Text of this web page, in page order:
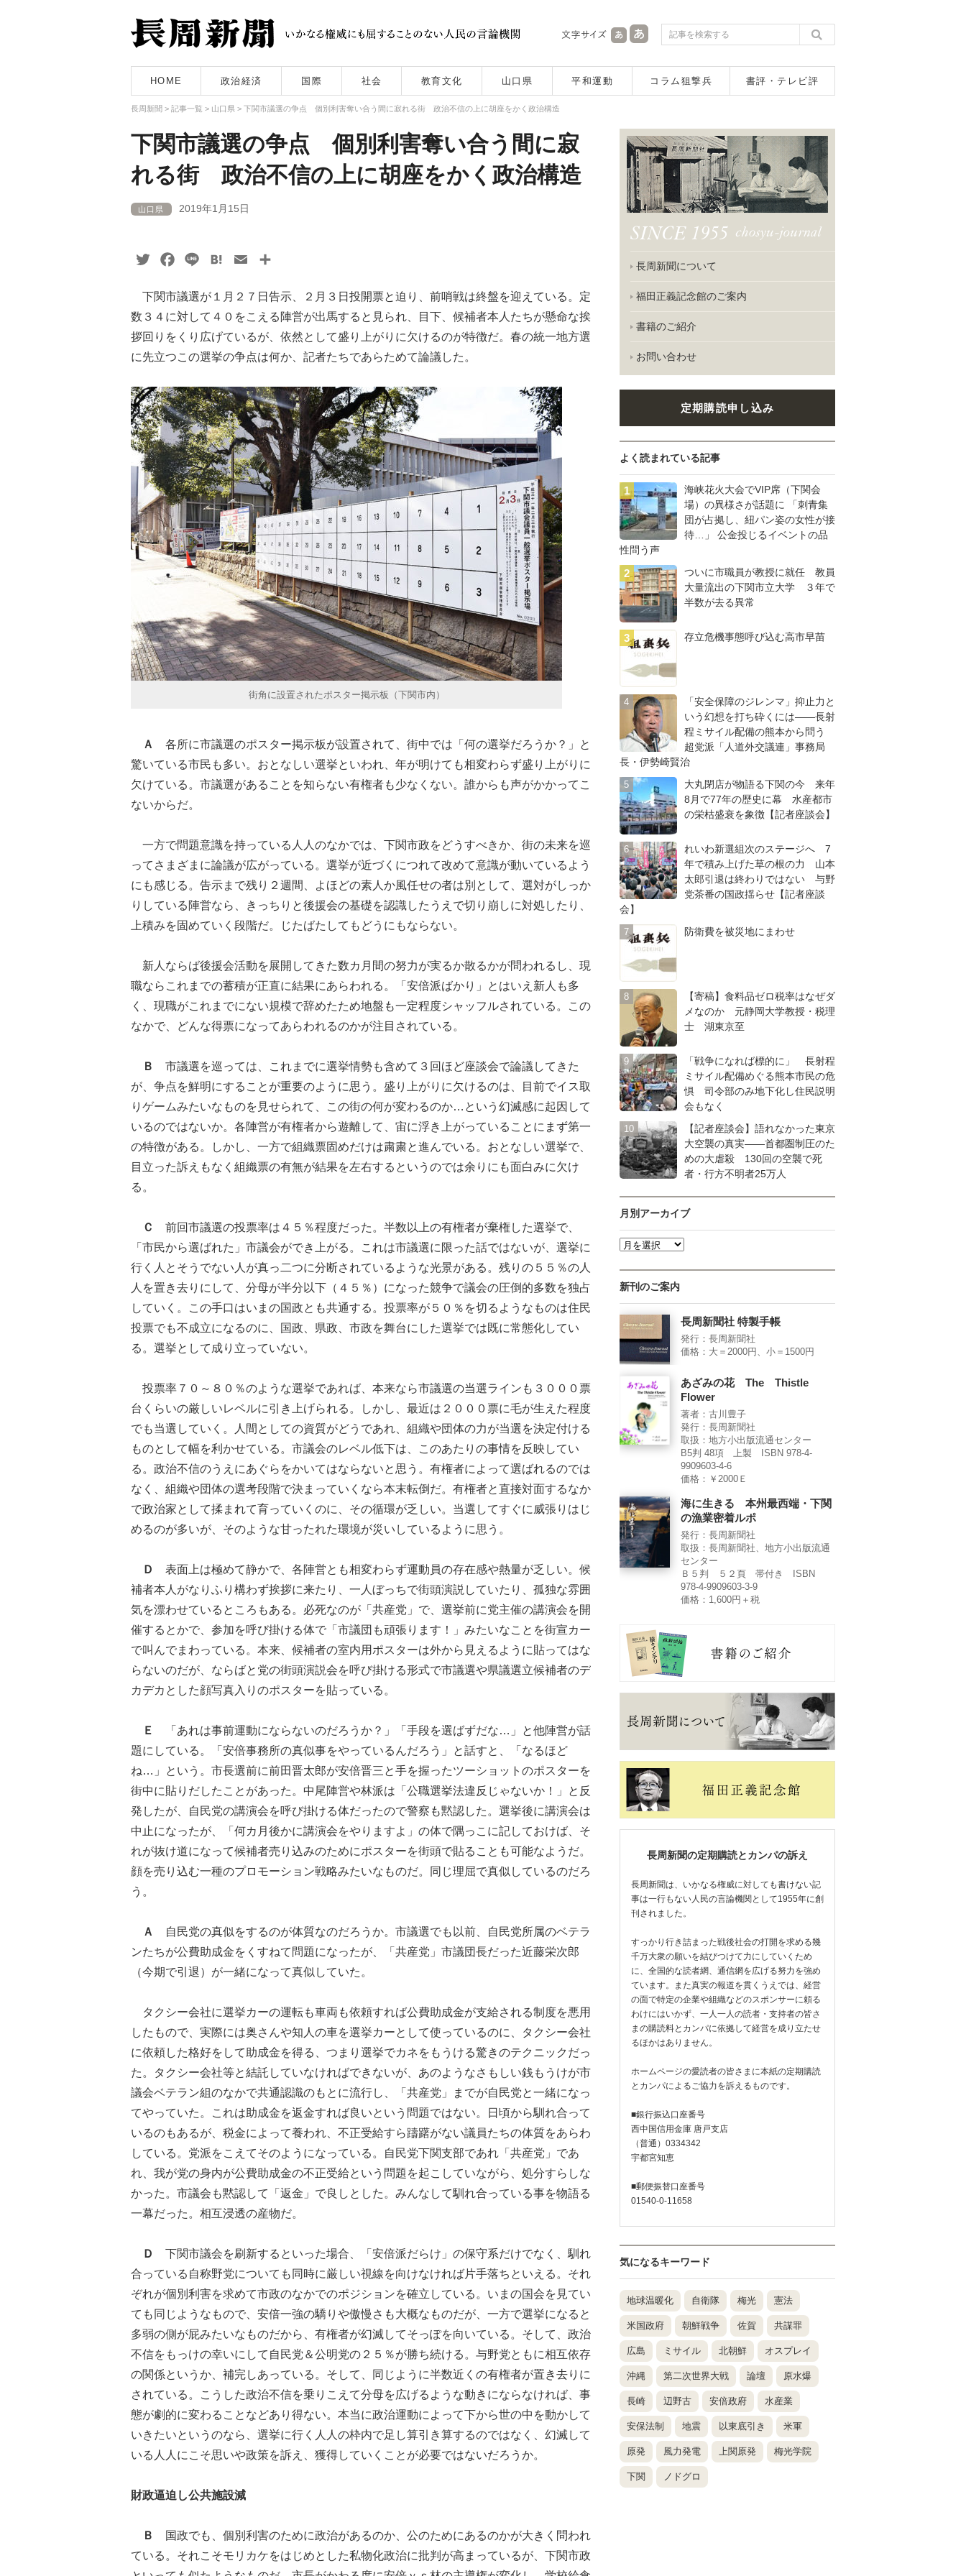
HOME 政治経済 国際 社会 教育文化 山口県 平和運動 コラム狙撃兵 書評・テレビ評
長周新聞 > 記事一覧 > 山口県 > 下関市議選の争点 個別利害奪い合う間に寂れる街 政治不信の上に胡座をかく政治構造
下関市議選の争点 個別利害奪い合う間に寂
れる街 政治不信の上に胡座をかく政治構造
山口県 2019年1月15日
TwitterFacebook
Line HatenaEmail
下関市議選が１月２７日告示、２月３日投開票と迫り、前哨戦は終盤を迎えている。定
数３４に対して４０をこえる陣営が出馬すると見られ、目下、候補者本人たちが懸命な挨
拶回りをくり広げているが、依然として盛り上がりに欠けるのが特徴だ。春の統一地方選
に先立つこの選挙の争点は何か、記者たちであらためて論議した。
街角に設置されたポスター掲示板（下関市内）
Ａ
各所に市議選のポスター掲示板が設置されて、街中では「何の選挙だろうか？」と
驚いている市民も多い。おとなしい選挙といわれ、年が明けても相変わらず盛り上がりに
欠けている。市議選があることを知らない有権者も少なくない。誰からも声がかかってこ
ないからだ。
一方で問題意識を持っている人人のなかでは、下関市政をどうすべきか、街の未来を巡
ってさまざまに論議が広がっている。選挙が近づくにつれて改めて意識が動いているよう
にも感じる。告示まで残り２週間、よほどの素人か風任せの者は別として、選対がしっか
りしている陣営なら、きっちりと後援会の基礎を認識したうえで切り崩しに対処したり、
上積みを固めていく段階だ。じたばたしてもどうにもならない。
新人ならば後援会活動を展開してきた数カ月間の努力が実るか散るかが問われるし、現
職ならこれまでの蓄積が正直に結果にあらわれる。「安倍派ばかり」とはいえ新人も多
く、現職がこれまでにない規模で辞めたため地盤も一定程度シャッフルされている。この
なかで、どんな得票になってあらわれるのかが注目されている。
Ｂ
市議選を巡っては、これまでに選挙情勢も含めて３回ほど座談会で論議してきた
が、争点を鮮明にすることが重要のように思う。盛り上がりに欠けるのは、目前でイス取
りゲームみたいなものを見せられて、この街の何が変わるのか…という幻滅感に起因して
いるのではないか。各陣営が有権者から遊離して、宙に浮き上がっていることにまず第一
の特徴がある。しかし、一方で組織票固めだけは粛粛と進んでいる。おとなしい選挙で、
目立った訴えもなく組織票の有無が結果を左右するというのでは余りにも面白みに欠け
る。
Ｃ
前回市議選の投票率は４５％程度だった。半数以上の有権者が棄権した選挙で、
「市民から選ばれた」市議会ができ上がる。これは市議選に限った話ではないが、選挙に
行く人とそうでない人が真っ二つに分断されているような光景がある。残りの５５％の人
人を置き去りにして、分母が半分以下（４５％）になった競争で議会の圧倒的多数を独占
していく。この手口はいまの国政とも共通する。投票率が５０％を切るようなものは住民
投票でも不成立になるのに、国政、県政、市政を舞台にした選挙では既に常態化してい
る。選挙として成り立っていない。
投票率７０～８０％のような選挙であれば、本来なら市議選の当選ラインも３０００票
台くらいの厳しいレベルに引き上げられる。しかし、最近は２０００票に毛が生えた程度
でも当選していく。人間としての資質がどうであれ、組織や団体の力が当選を決定付ける
ものとして幅を利かせている。市議会のレベル低下は、このあたりの事情を反映してい
る。政治不信のうえにあぐらをかいてはならないと思う。有権者によって選ばれるのでは
なく、組織や団体の選考段階で決まっていくなら本末転倒だ。有権者と直接対面するなか
で政治家として揉まれて育っていくのに、その循環が乏しい。当選してすぐに威張りはじ
めるのが多いが、そのような甘ったれた環境が災いしているように思う。
Ｄ
表面上は極めて静かで、各陣営とも相変わらず運動員の存在感や熱量が乏しい。候
補者本人がなりふり構わず挨拶に来たり、一人ぼっちで街頭演説していたり、孤独な雰囲
気を漂わせているところもある。必死なのが「共産党」で、選挙前に党主催の講演会を開
催するとかで、参加を呼び掛ける体で「市議団も頑張ります！」みたいなことを街宣カー
で叫んでまわっている。本来、候補者の室内用ポスターは外から見えるように貼ってはな
らないのだが、ならばと党の街頭演説会を呼び掛ける形式で市議選や県議選立候補者のデ
カデカとした顔写真入りのポスターを貼っている。
Ｅ
「あれは事前運動にならないのだろうか？」「手段を選ばずだな…」と他陣営が話
題にしている。「安倍事務所の真似事をやっているんだろう」と話すと、「なるほど
ね…」という。市長選前に前田晋太郎が安倍晋三と手を握ったツーショットのポスターを
街中に貼りだしたことがあった。中尾陣営や林派は「公職選挙法違反じゃないか！」と反
発したが、自民党の講演会を呼び掛ける体だったので警察も黙認した。選挙後に講演会は
中止になったが、「何カ月後かに講演会をやりますよ」の体で隅っこに記しておけば、そ
れが抜け道になって候補者売り込みのためにポスターを街頭で貼ることも可能なようだ。
顔を売り込む一種のプロモーション戦略みたいなものだ。同じ理屈で真似しているのだろ
う。
Ａ
自民党の真似をするのが体質なのだろうか。市議選でも以前、自民党所属のベテラ
ンたちが公費助成金をくすねて問題になったが、「共産党」市議団長だった近藤栄次郎
（今期で引退）が一緒になって真似していた。
タクシー会社に選挙カーの運転も車両も依頼すれば公費助成金が支給される制度を悪用
したもので、実際には奥さんや知人の車を選挙カーとして使っているのに、タクシー会社
に依頼した格好をして助成金を得る、つまり選挙でカネをもうける驚きのテクニックだっ
た。タクシー会社等と結託していなければできないが、あのようなさもしい銭もうけが市
議会ベテラン組のなかで共通認識のもとに流行し、「共産党」までが自民党と一緒になっ
てやっていた。これは助成金を返金すれば良いという問題ではない。日頃から馴れ合って
いるのもあるが、税金によって養われ、不正受給すら躊躇がない議員たちの体質をあらわ
している。党派をこえてそのようになっている。自民党下関支部であれ「共産党」であ
れ、我が党の身内が公費助成金の不正受給という問題を起こしていながら、処分すらしな
かった。市議会も黙認して「返金」で良しとした。みんなして馴れ合っている事を物語る
一幕だった。相互浸透の産物だ。
Ｄ
下関市議会を刷新するといった場合、「安倍派だらけ」の保守系だけでなく、馴れ
合っている自称野党についても同時に厳しい視線を向けなければ片手落ちといえる。それ
ぞれが個別利害を求めて市政のなかでのポジションを確立している。いまの国会を見てい
ても同じようなもので、安倍一強の驕りや傲慢さも大概なものだが、一方で選挙になると
多弱の側が屁みたいなものだから、有権者が幻滅してそっぽを向いている。そして、政治
不信をもっけの幸いにして自民党＆公明党の２５％が勝ち続ける。与野党ともに相互依存
の関係というか、補完しあっている。そして、同じように半数近くの有権者が置き去りに
されている。こうした政治不信を乗りこえて分母を広げるような動きにならなければ、事
態が劇的に変わることなどあり得ない。本当に政治運動によって下から世の中を動かして
いきたいというのなら、選挙に行く人人の枠内で足し算引き算するのではなく、幻滅して
いる人人にこそ思いや政策を訴え、獲得していくことが必要ではないだろうか。
財政逼迫し公共施設減
Ｂ
国政でも、個別利害のために政治があるのか、公のためにあるのかが大きく問われ
ている。それこそモリカケをはじめとした私物化政治に批判が高まっているが、下関市政
長周新聞について
福田正義記念館のご案内
書籍のご紹介
お問い合わせ
定期購読申し込み
よく読まれている記事
海峡花火大会でVIP席（下関会
場）の異様さが話題に 「刺青集
団が占拠し、紐パン姿の女性が接
待…」 公金投じるイベントの品
性問う声
ついに市職員が教授に就任 教員
大量流出の下関市立大学 ３年で
半数が去る異常
存立危機事態呼び込む高市早苗
「安全保障のジレンマ」抑止力と
いう幻想を打ち砕くには――長射
程ミサイル配備の熊本から問う
超党派「人道外交議連」事務局
長・伊勢崎賢治
大丸閉店が物語る下関の今 来年
8月で77年の歴史に幕 水産都市
の栄枯盛衰を象徴【記者座談会】
れいわ新選組次のステージへ 7
年で積み上げた草の根の力 山本
太郎引退は終わりではない 与野
党茶番の国政揺らせ【記者座談
会】
防衛費を被災地にまわせ
【寄稿】食料品ゼロ税率はなぜダ
メなのか 元静岡大学教授・税理
士 湖東京至
「戦争になれば標的に」 長射程
ミサイル配備めぐる熊本市民の危
惧 司令部のみ地下化し住民説明
会もなく
【記者座談会】語れなかった東京
大空襲の真実――首都圏制圧のた
めの大虐殺 130回の空襲で死
者・行方不明者25万人
月別アーカイブ
新刊のご案内
長周新聞社 特製手帳
発行：長周新聞社
価格：大＝2000円、小＝1500円
あざみの花 The Thistle
Flower
著者：古川豊子
発行：長周新聞社
取扱：地方小出版流通センター
B5判 48項 上製 ISBN 978-4-
9909603-4-6
価格：￥2000Ｅ
海に生きる 本州最西端・下関
の漁業密着ルポ
発行：長周新聞社
取扱：長周新聞社、地方小出版流通
センター
Ｂ５判 ５２頁 帯付き ISBN
978-4-9909603-3-9
価格：1,600円＋税
長周新聞の定期購読とカンパの訴え
長周新聞は、いかなる権威に対しても書けない記
事は一行もない人民の言論機関として1955年に創
刊されました。
すっかり行き詰まった戦後社会の打開を求める幾
千万大衆の願いを結びつけて力にしていくため
に、全国的な読者網、通信網を広げる努力を強め
ています。また真実の報道を貫くうえでは、経営
の面で特定の企業や組織などのスポンサーに頼る
わけにはいかず、一人一人の読者・支持者の皆さ
まの購読料とカンパに依拠して経営を成り立たせ
るほかはありません。
ホームページの愛読者の皆さまに本紙の定期購読
とカンパによるご協力を訴えるものです。
■銀行振込口座番号
西中国信用金庫 唐戸支店
（普通）0334342
宇都宮知恵
■郵便振替口座番号
01540-0-11658
気になるキーワード
地球温暖化 自衛隊 梅光 憲法
米国政府 朝鮮戦争 佐賀 共謀罪
広島 ミサイル 北朝鮮 オスプレイ
沖縄 第二次世界大戦 論壇 原水爆
長崎 辺野古 安倍政府 水産業
安保法制 地震 以東底引き 米軍
原発 風力発電 上関原発 梅光学院
下関 ノドグロ